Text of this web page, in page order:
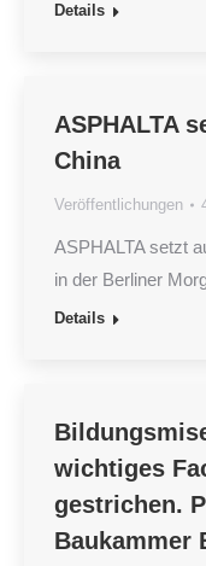
Details
ASPHALTA
China
Veröffentlichungen
ASPHALTA setzt
in der Berliner
Details
wichtiges
gestrichen.
Baukammer